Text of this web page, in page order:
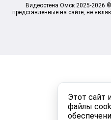
Этот сайт
файлы
Видеостена Омск 2025-2026
представленные на сайте, не